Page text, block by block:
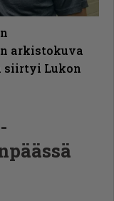
arkistokuva
siirtyi Lukon